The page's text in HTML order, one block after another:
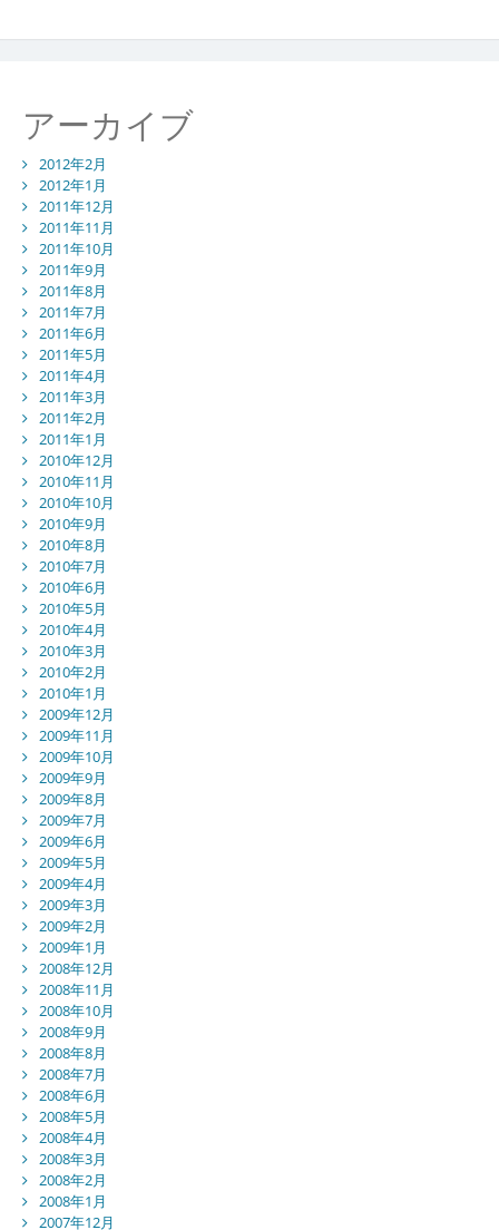
アーカイブ
2012年2月
2012年1月
2011年12月
2011年11月
2011年10月
2011年9月
2011年8月
2011年7月
2011年6月
2011年5月
2011年4月
2011年3月
2011年2月
2011年1月
2010年12月
2010年11月
2010年10月
2010年9月
2010年8月
2010年7月
2010年6月
2010年5月
2010年4月
2010年3月
2010年2月
2010年1月
2009年12月
2009年11月
2009年10月
2009年9月
2009年8月
2009年7月
2009年6月
2009年5月
2009年4月
2009年3月
2009年2月
2009年1月
2008年12月
2008年11月
2008年10月
2008年9月
2008年8月
2008年7月
2008年6月
2008年5月
2008年4月
2008年3月
2008年2月
2008年1月
2007年12月